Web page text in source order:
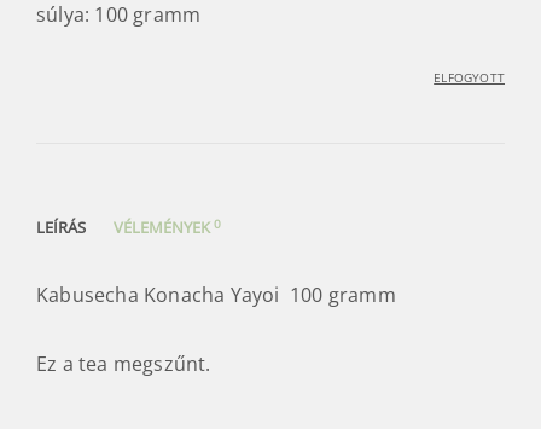
súlya: 100 gramm
ELFOGYOTT
LEÍRÁS VÉLEMÉNYEK0
Kabusecha Konacha Yayoi 100 gramm
Ez a tea megszűnt.